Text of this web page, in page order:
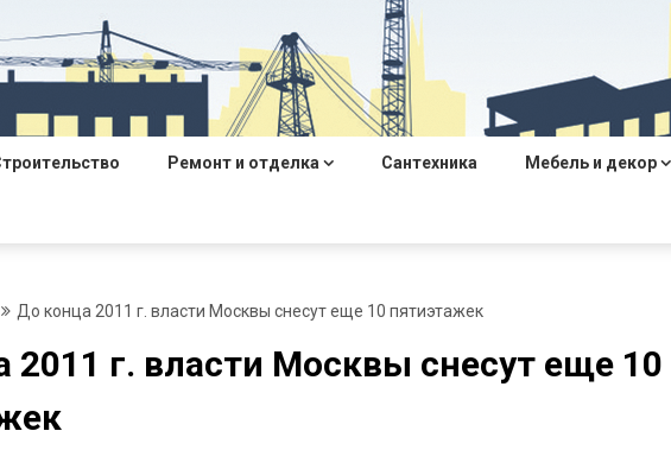
Ремонт и отделка Сантехника Мебель и декор
До конца 2011 г. власти Москвы снесут еще 10 пятиэтажек
2011 г. власти Москвы снесут еще 10